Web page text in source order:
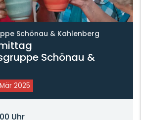
Schönau & Kahlenberg
Schönau &
2025
Uhr